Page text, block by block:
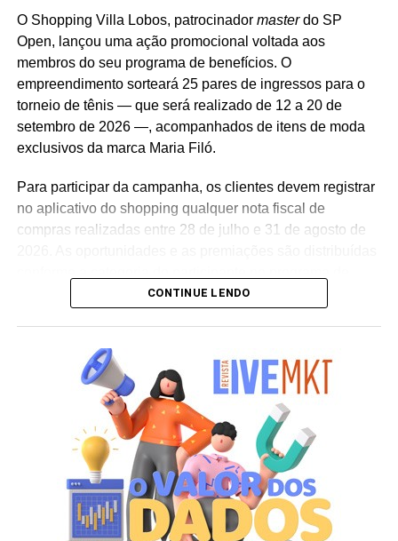
fosse muito mais do que um incentivo de compra. Ela
precisava reforçar os atributos da marca, gerar conversa e
manter o Café Evolutto presente na rotina das pessoas. A
combinação entre mecânica simples, premiações
atrativas, comunicação integrada e a chegada do Edu
Guedes nos permite manter a marca presente na rotina
do consumidor durante todo o período da campanha”,
Cooxupé.
WhatsApp
Facebook
Twitter
LinkedIn
Pinterest
O Shopping Villa Lobos, patrocinador masterdo SP
Open, lançou uma ação promocional voltada aos
membros do seu programa de benefícios. O
empreendimento sorteará 25 pares de ingressos para o
torneio de tênis — que será realizado de 12 a 20 de
setembro de 2026 —, acompanhados de itens de moda
exclusivos da marca Maria Filó.
Para participar da campanha, os clientes devem registrar
no aplicativo do shopping qualquer nota fiscal de
compras realizadas entre 28 de julho e 31 de agosto de
de setembro de 2026. Após a divulgação do resultado
oficial, os vencedores terão até o dia 16 de setembro para
realizar a retirada presencial dos ingressos e brindes no
espaço Villa Atende, localizado no piso G1 do shopping.
“O SP Open é um torneio muito relevante para a cidade e
para essa região. Como estamos no evento de forma tão
profunda, nada mais justo do que proporcionar essa
experiência para alguns dos nossos clientes fiéis”,
destaca Aline Ivanov, gerente de marketing do Shopping
CONTINUE LENDO